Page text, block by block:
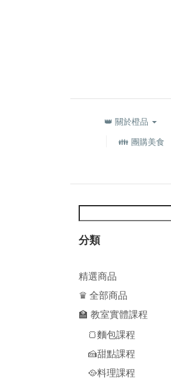
👑 關於橙品
👪 團購美食
分類
精選商品
♛ 全部商品
🏫 教室實體課程
🍞麵包課程
🍰甜點課程
🥘料理課程